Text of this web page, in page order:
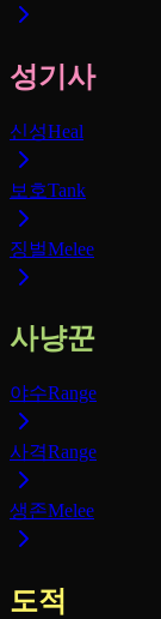
성기사
신성Heal
보호Tank
징벌Melee
사냥꾼
야수Range
사격Range
생존Melee
도적